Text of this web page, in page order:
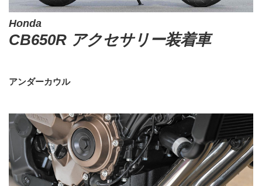
Honda
CB650R アクセサリー装着車
アンダーカウル